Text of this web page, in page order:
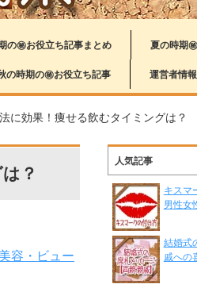
の㊙お役立ち記事まとめ 夏の時期
の時期の㊙お役立ち記事 運営者情報
に効果！痩せる飲むタイミングは？
？
美容・ビュー
人気記事
キスマ
男性女
結婚式
戚への